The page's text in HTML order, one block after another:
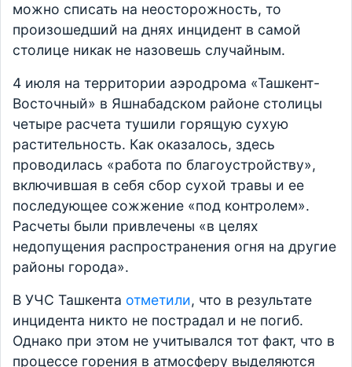
можно списать на неосторожность, то
произошедший на днях инцидент в самой
столице никак не назовешь случайным.
4 июля на территории аэродрома «Ташкент-
Восточный» в Яшнабадском районе столицы
четыре расчета тушили горящую сухую
растительность. Как оказалось, здесь
проводилась «работа по благоустройству»,
включившая в себя сбор сухой травы и ее
последующее сожжение «под контролем».
Расчеты были привлечены «в целях
недопущения распространения огня на другие
районы города».
В УЧС Ташкента отметили, что в результате
инцидента никто не пострадал и не погиб.
Однако при этом не учитывался тот факт, что в
процессе горения в атмосферу выделяются